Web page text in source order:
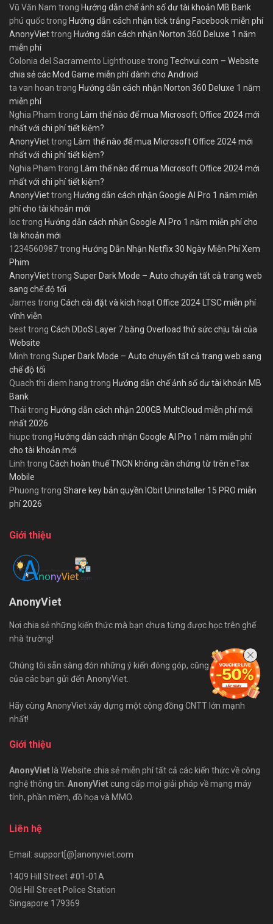
Vũ Văn Nam trong Hướng dẫn chế ảnh số dư tài khoản MB Bank
phú quốctrong Hướng dẫn cách nhận tick trắng Facebook miễn phí
AnonyViettrong Hướng dẫn cách nhận Norton 360 Deluxe 1 năm
miễn phí
Colonia del Sacramento Lighthouse trong Techvui.com – Website
chia sẻ các Mod Game miễn phí dành cho Android
ta van hoan trong Hướng dẫn cách nhận Norton 360 Deluxe 1 năm
miễn phí
Nghia Pham trong Làm thế nào để mua Microsoft Office 2024 mới
nhất với chi phí tiết kiệm?
AnonyViettrong Làm thế nào để mua Microsoft Office 2024 mới
nhất với chi phí tiết kiệm?
Nghia Pham trong Làm thế nào để mua Microsoft Office 2024 mới
nhất với chi phí tiết kiệm?
AnonyViettrong Hướng dẫn cách nhận Google AI Pro 1 năm miễn
phí cho tài khoản mới
loctrong Hướng dẫn cách nhận Google AI Pro 1 năm miễn phí cho
tài khoản mới
1234560987trong Hướng Dẫn Nhận Netflix 30 Ngày Miễn Phí Xem
Phim
AnonyViettrong Super Dark Mode – Auto chuyển tất cả trang web
sang chế độ tối
James trong Cách cài đặt và kích hoạt Office 2024 LTSC miễn phí
vĩnh viễn
besttrong Cách DDoS Layer 7 bằng Overload thử sức chịu tải của
Website
Minh trong Super Dark Mode – Auto chuyển tất cả trang web sang
chế độ tối
Quach thi diem hang trong Hướng dẫn chế ảnh số dư tài khoản MB
Bank
Thái trong Hướng dẫn cách nhận 200GB MultCloud miễn phí mới
nhất 2026
hiupctrong Hướng dẫn cách nhận Google AI Pro 1 năm miễn phí
cho tài khoản mới
Linh trong Cách hoàn thuế TNCN không cần chứng từ trên eTax
Mobile
Phuong trong Share key bản quyền IObit Uninstaller 15 PRO miễn
phí 2026
Giới thiệu
AnonyViet
Nơi chia sẻ những kiến thức mà bạn chưa từng được học trên ghế
nhà trường!
Chúng tôi sẵn sàng đón những ý kiến đóng góp, cũng như bài viết
của các bạn gửi đến AnonyViet.
Hãy cùng AnonyViet xây dựng một cộng đồng CNTT lớn mạnh
nhất!
Giới thiệu
AnonyVietlà Website chia sẻ miễn phí tất cả các kiến thức về công
nghệ thông tin. AnonyViet cung cấp mọi giải pháp về mạng máy
tính, phần mềm, đồ họa và MMO.
Liên hệ
Email: support[@]anonyviet.com
1409 Hill Street #01-01A
Old Hill Street Police Station
Singapore 179369